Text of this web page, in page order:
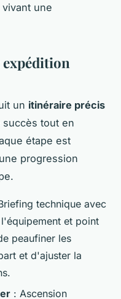
une
expédition
un itinéraire précis
tout en
étape est
progression
technique avec
et point
peaufiner les
et d'ajuster la
: Ascension